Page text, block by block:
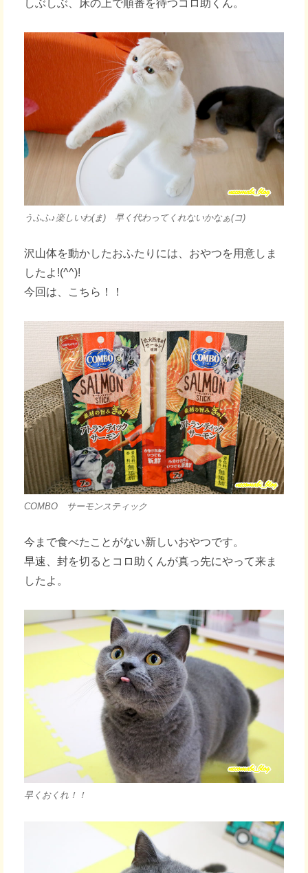
しぶしぶ、床の上で順番を待つコロ助くん。
うふふ♪楽しいわ(ま) 早く代わってくれないかなぁ(コ)
沢山体を動かしたおふたりには、おやつを用意しま
したよ!(^^)!
今回は、こちら！！
COMBO サーモンスティック
今まで食べたことがない新しいおやつです。
早速、封を切るとコロ助くんが真っ先にやって来ま
したよ。
早くおくれ！！